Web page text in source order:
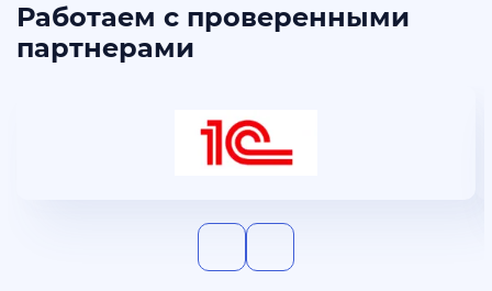
Работаем с проверенными
партнерами